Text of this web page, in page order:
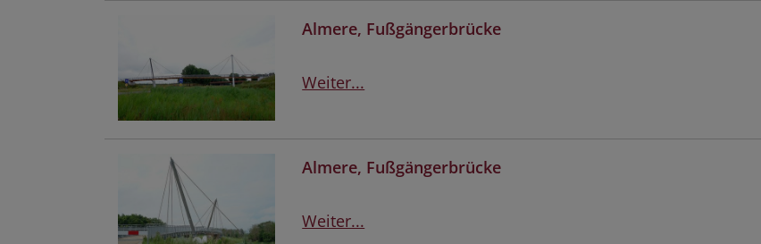
Almere, Fußgängerbrücke
Weiter...
Almere, Fußgängerbrücke
Weiter...